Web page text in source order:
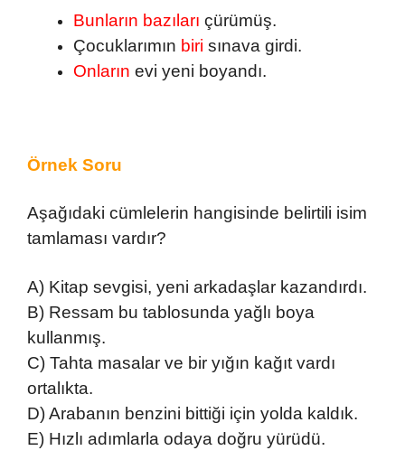
Bunların bazıları çürümüş.
Çocuklarımın biri sınava girdi.
Onların evi yeni boyandı.
Örnek Soru
Aşağıdaki cümlelerin hangisinde belirtili isim
tamlaması vardır?
A) Kitap sevgisi, yeni arkadaşlar kazandırdı.
B) Ressam bu tablosunda yağlı boya
kullanmış.
C) Tahta masalar ve bir yığın kağıt vardı
ortalıkta.
D) Arabanın benzini bittiği için yolda kaldık.
E) Hızlı adımlarla odaya doğru yürüdü.